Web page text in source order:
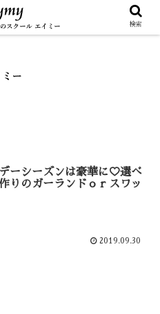
ーシーズンは豪華に♡選べ
りのガーランドｏｒスワッ
2019.09.30
検索